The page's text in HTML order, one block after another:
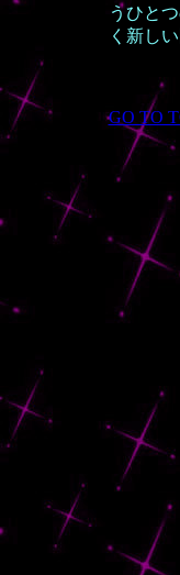
うひと
く新し
GO TO